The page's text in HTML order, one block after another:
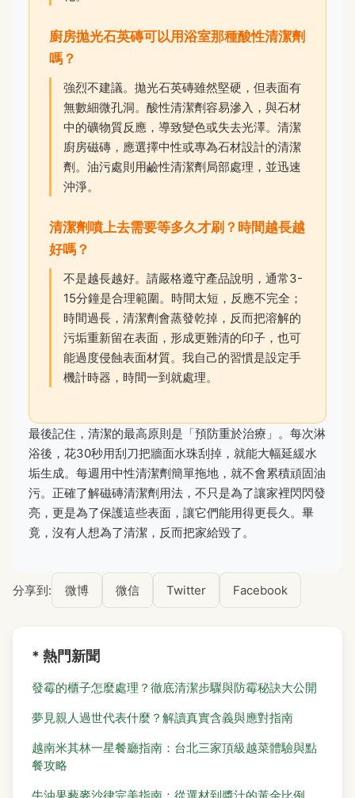
廚房拋光石英磚可以用浴室那種酸性清潔劑
嗎？
強烈不建議。拋光石英磚雖然堅硬，但表面有
無數細微孔洞。酸性清潔劑容易滲入，與石材
中的礦物質反應，導致變色或失去光澤。清潔
廚房磁磚，應選擇中性或專為石材設計的清潔
劑。油污處則用鹼性清潔劑局部處理，並迅速
沖淨。
清潔劑噴上去需要等多久才刷？時間越長越
好嗎？
不是越長越好。請嚴格遵守產品說明，通常3-
15分鐘是合理範圍。時間太短，反應不完全；
時間過長，清潔劑會蒸發乾掉，反而把溶解的
污垢重新留在表面，形成更難清的印子，也可
能過度侵蝕表面材質。我自己的習慣是設定手
機計時器，時間一到就處理。
最後記住，清潔的最高原則是「預防重於治療」。每次淋
浴後，花30秒用刮刀把牆面水珠刮掉，就能大幅延緩水
垢生成。每週用中性清潔劑簡單拖地，就不會累積頑固油
污。正確了解磁磚清潔劑用法，不只是為了讓家裡閃閃發
亮，更是為了保護這些表面，讓它們能用得更長久。畢
竟，沒有人想為了清潔，反而把家給毀了。
分享到: 微博 微信 Twitter Facebook
* 熱門新聞
發霉的櫃子怎麼處理？徹底清潔步驟與防霉秘訣大公開
夢見親人過世代表什麼？解讀真實含義與應對指南
越南米其林一星餐廳指南：台北三家頂級越菜體驗與點
餐攻略
牛油果藜麥沙律完美指南：從選材到醬汁的黃金比例